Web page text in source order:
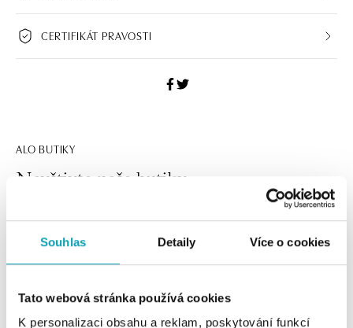
Souhlas Detaily Více o cookies
Tato webová stránka používá cookies
K personalizaci obsahu a reklam, poskytování funkcí
CERTIFIKÁT PRAVOSTI
ALO BUTIKY
Navštivte naše butiky